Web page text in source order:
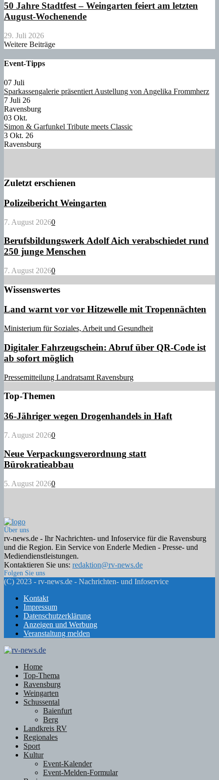
50 Jahre Stadtfest – Weingarten feiert am letzten
August-Wochenende
29. Juli 2026
Weitere Beiträge
Event-Tipps
07 Juli
Sparkassengalerie präsentiert Austellung von Angelika Frommherz
7 Juli 26
Ravensburg
03 Okt.
Simon & Garfunkel Tribute meets Classic
3 Okt. 26
Ravensburg
Zuletzt erschienen
Polizeibericht Weingarten
7. August 20260
Berufsbildungswerk Adolf Aich verabschiedet rund
250 junge Menschen
7. August 20260
Wissenswertes
Land warnt vor vor Hitzewelle mit Tropennächten
Ministerium für Soziales, Arbeit und Gesundheit
Digitaler Fahrzeugschein: Abruf über QR-Code ist
ab sofort möglich
Pressemitteilung Landratsamt Ravensburg
Top-Themen
36-Jähriger wegen Drogenhandels in Haft
7. August 20260
Neue Verpackungsverordnung statt
Bürokratieabbau
5. August 20260
Über uns
rv-news.de - Ihr Nachrichten- und Infoservice für die Ravensburg
und die Region. Ein Service von Enderle Medien - Presse- und
Mediendienstleistungen.
Kontaktieren Sie uns: redaktion@rv-news.de
Folgen Sie uns
Facebook
Twitter
Instagram
Email
Rss
(C) 2023 - rv-news.de - Nachrichten- und Infoservice
Kontakt
Impressum
Datenschutzerklärung
Anzeigen und Werbung
Veranstaltung melden
Home
Top-Thema
Ravensburg
Weingarten
Schussental
Baienfurt
Berg
Landkreis RV
Regionales
Sport
Kultur
Event-Kalender
Event-Melden-Formular